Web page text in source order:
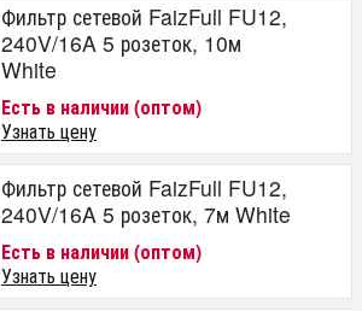
Фильтр сетевой FaizFull FU12,
240V/16A 5 розеток, 10м
White
Есть в наличии (оптом)
Узнать цену
Фильтр сетевой FaizFull FU12,
240V/16A 5 розеток, 7м White
Есть в наличии (оптом)
Узнать цену